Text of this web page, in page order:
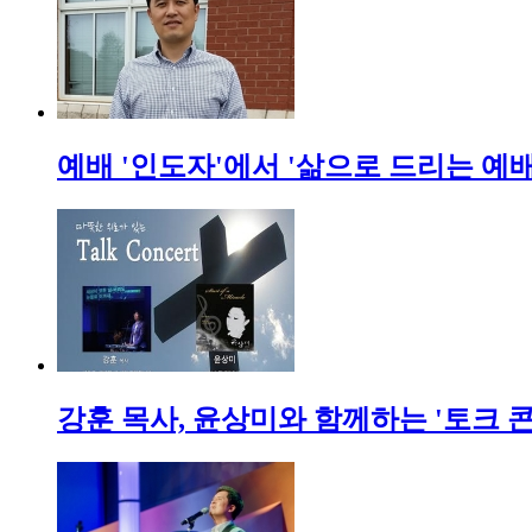
예배 '인도자'에서 '삶으로 드리는 예
강훈 목사, 윤상미와 함께하는 '토크